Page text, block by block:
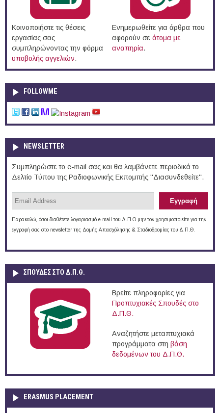
Κοινοποιήστε τις θέσεις
εργασίας σας
συμπληρώνοντας την φόρμα
υποβολής αγγελιών.
Ενημερωθείτε για άρθρα που
αφορούν σε άτομα με
αναπηρία.
FOLLOWME
NEWSLETTER
Συμπληρώστε το e-mail σας και θα λαμβάνετε περιοδικά το
Δελτίο Τύπου της Ραδιοφωνικής Εκπομπής "Διασυνδεθείτε".
Παρακαλώ, όσοι διαθέτετε λογαριασμό e-mail του Δ.Π.Θ μην τον χρησιμοποιείτε για την
εγγραφή σας στο newsletter της Δομής Απασχόλησης & Σταδιοδρομίας του Δ.Π.Θ.
ΣΠΟΥΔΈΣ ΣΤΟ Δ.Π.Θ.
Βρείτε πληροφορίες για
Προπτυχιακές Σπουδές στο
Δ.Π.Θ.
Αναζητήστε μεταπτυχιακά
προγράμματα στη βάση
δεδομένων του Δ.Π.Θ.
ERASMUS PLACEMENT